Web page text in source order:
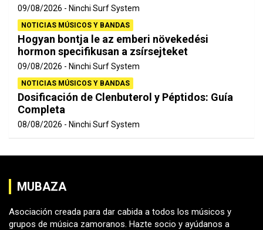
09/08/2026 Ninchi Surf System
NOTICIAS MÚSICOS Y BANDAS
Hogyan bontja le az emberi növekedési
hormon specifikusan a zsírsejteket
09/08/2026 Ninchi Surf System
NOTICIAS MÚSICOS Y BANDAS
Dosificación de Clenbuterol y Péptidos: Guía
Completa
08/08/2026 Ninchi Surf System
MUBAZA
Asociación creada para dar cabida a todos los músicos y
grupos de música zamoranos. Hazte socio y ayúdanos a